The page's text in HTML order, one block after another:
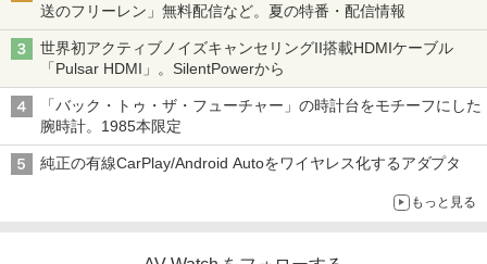
送のフリーレン」無料配信など。夏の特番・配信情報
世界初アクティブノイズキャンセリングII搭載HDMIケーブル
「Pulsar HDMI」。SilentPowerから
「バック・トゥ・ザ・フューチャー」の時計台をモチーフにした
腕時計。1985本限定
純正の有線CarPlay/Android Autoをワイヤレス化するアダプタ
もっと見る